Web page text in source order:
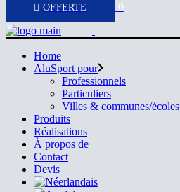
0
Home
AluSport pour
Professionnels
Particuliers
Villes & communes/écoles
Produits
Réalisations
À propos de
Contact
Devis